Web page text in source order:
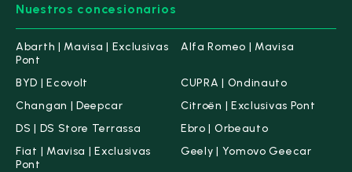
Nuestros concesionarios
Abarth | Mavisa | Exclusivas
Pont
Alfa Romeo | Mavisa
BYD | Ecovolt
CUPRA | Ondinauto
Changan | Deepcar
Citroën | Exclusivas Pont
DS | DS Store Terrassa
Ebro | Orbeauto
Fiat | Mavisa | Exclusivas
Pont
Geely | Yomovo Geecar